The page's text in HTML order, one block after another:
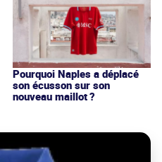
Pourquoi Naples a déplacé
son écusson sur son
nouveau maillot ?